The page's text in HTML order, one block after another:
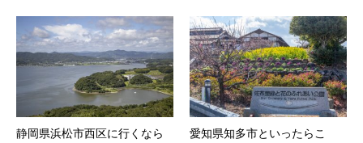
静岡県浜松市西区に行くなら
愛知県知多市といったらこ